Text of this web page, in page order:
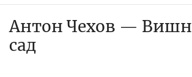
Антон Чехов —
сад